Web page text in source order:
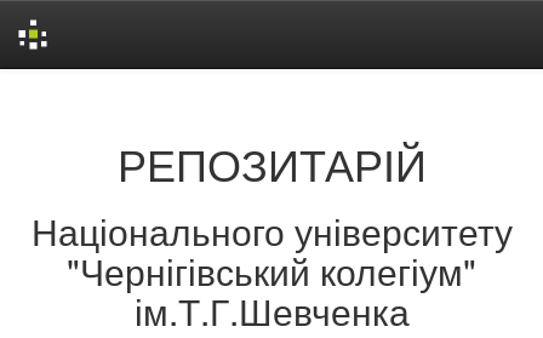
РЕПОЗИТАРІЙ
Національного університету
"Чернігівський колегіум"
ім.Т.Г.Шевченка